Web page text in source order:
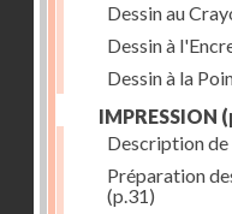
Dessin au
Dessin à
Dessin à la
IMPRESSION
Description de
Préparation
(p.31)